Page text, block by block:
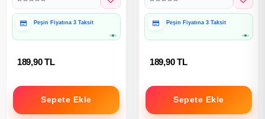
Peşin Fiyatına 3 Taksit
189,90 TL
Sepete Ekle
Peşin Fiyatına 3 Taksit
189,90 TL
Sepete Ekle